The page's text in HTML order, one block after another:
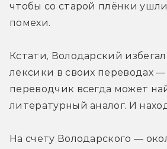
чтобы со старой плёнки
помехи.
Кстати, Володарский
лексики в своих переводах —
переводчик всегда может
литературный аналог. И
На счету Володарского —